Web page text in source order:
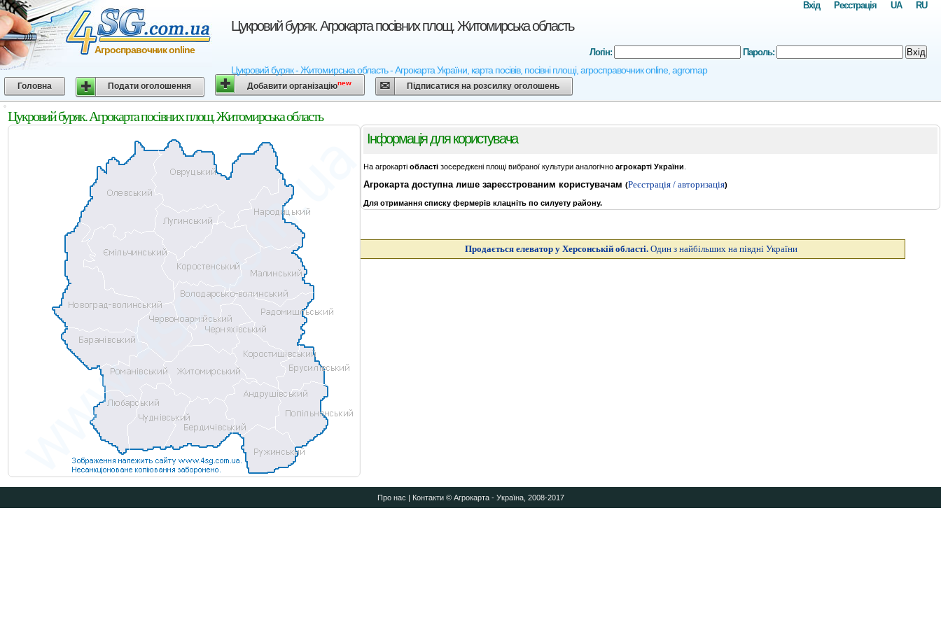
Цукровий буряк. Агрокарта посівних площ. Житомирська область
Цукровий буряк - Житомирська область - Агрокарта України, карта посівів, посівні площі, агросправочник online, agromap
Агросправочник online
RU
UA
Реєстрація
Вхід
Логін: Пароль: Вхід
Головна Подати оголошення Добавити організаціюnew Підписатися на розсилку оголошень
Цукровий буряк. Агрокарта посівних площ. Житомирська область
Інформація для користувача
На агрокарті області зосереджені площі вибраної культури аналогічно агрокарті України
Агрокартадоступна лише зареєстрованим користувачам (Реєстрація / авторизація)
Для отримання списку фермерів клацніть по силуету району.
Продається елеватор у Херсонській області. Один з найбільших на півдні України
Про нас | Контакти© Агрокарта - Україна, 2008-2017